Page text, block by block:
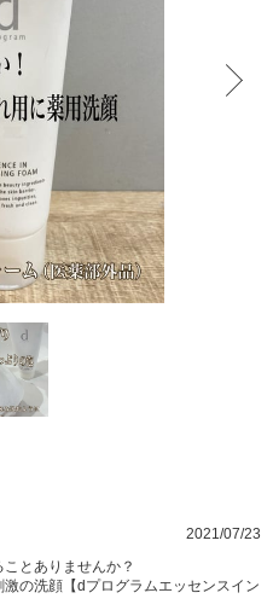
2021/07/23
とありませんか？
の洗顔【dプログラムエッセンスイン